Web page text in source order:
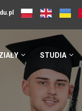
STUDIA